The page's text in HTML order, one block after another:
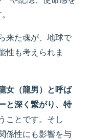
来た魂が、地球で
性も考えられま
女（龍男）と呼ば
と深く繋がり、特
ことです。そし
係性にも影響を与